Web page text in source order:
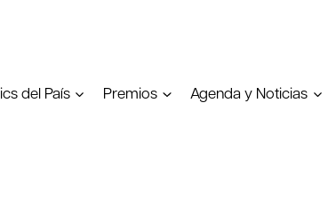
del País Premios Agenda y Noticias